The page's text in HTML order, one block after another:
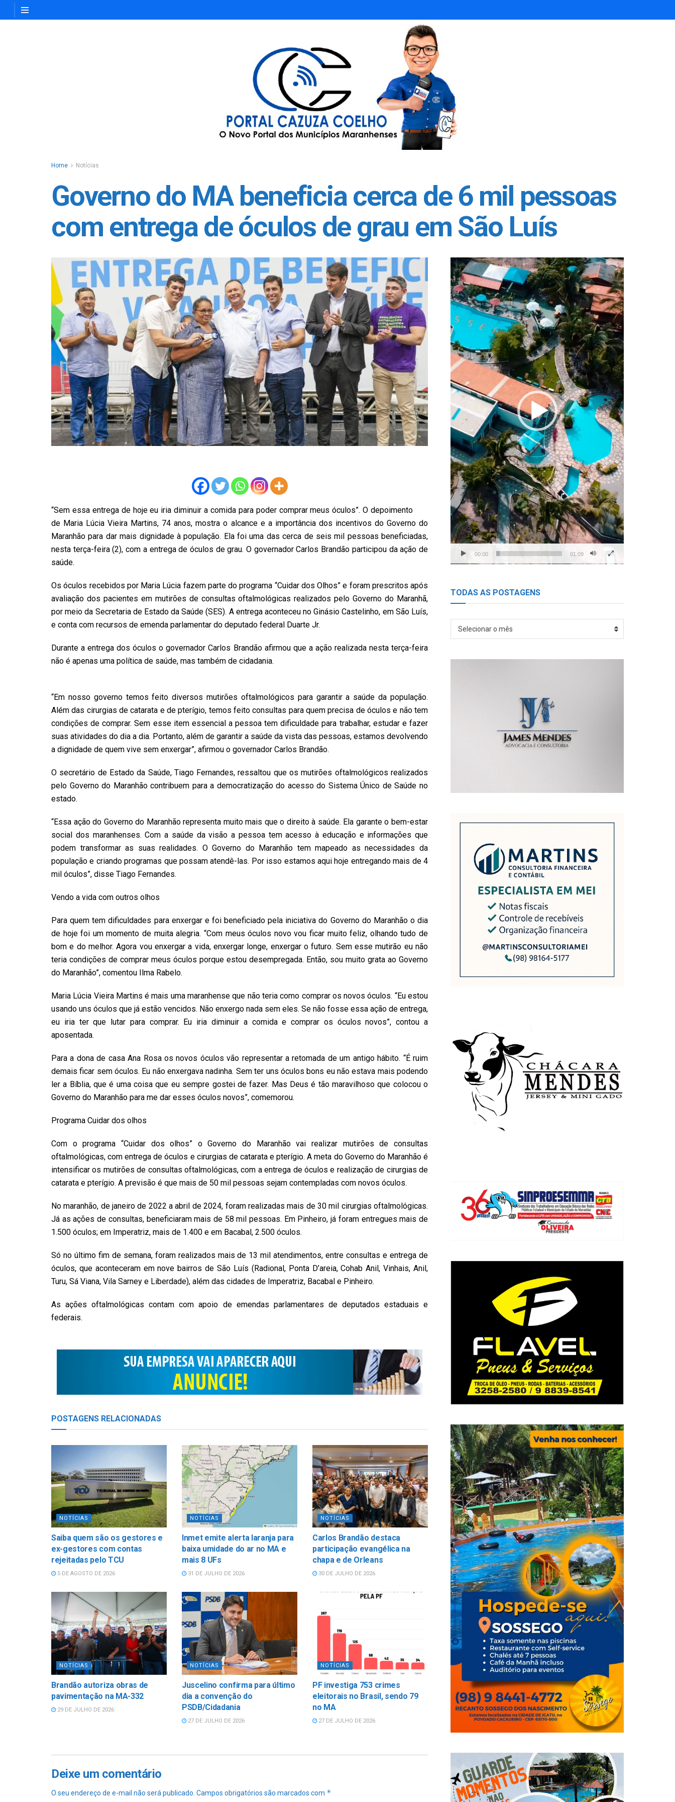
Home Notícias
Governo do MA beneficia cerca de 6 mil pessoas
com entrega de óculos de grau em São Luís
“Sem essa entrega de hoje eu iria diminuir a comida para poder comprar meus óculos”. O depoimento
de Maria Lúcia Vieira Martins, 74 anos, mostra o alcance e a importância dos incentivos do Governo do
Maranhão para dar mais dignidade à população. Ela foi uma das cerca de seis mil pessoas beneficiadas,
nesta terça-feira (2), com a entrega de óculos de grau. O governador Carlos Brandão participou da ação de
saúde.
Os óculos recebidos por Maria Lúcia fazem parte do programa “Cuidar dos Olhos” e foram prescritos após
avaliação dos pacientes em mutirões de consultas oftalmológicas realizados pelo Governo do Maranhã,
por meio da Secretaria de Estado da Saúde (SES). A entrega aconteceu no Ginásio Castelinho, em São Luís,
e conta com recursos de emenda parlamentar do deputado federal Duarte Jr.
Durante a entrega dos óculos o governador Carlos Brandão afirmou que a ação realizada nesta terça-feira
não é apenas uma política de saúde, mas também de cidadania.
“Em nosso governo temos feito diversos mutirões oftalmológicos para garantir a saúde da população.
Além das cirurgias de catarata e de pterígio, temos feito consultas para quem precisa de óculos e não tem
condições de comprar. Sem esse item essencial a pessoa tem dificuldade para trabalhar, estudar e fazer
suas atividades do dia a dia. Portanto, além de garantir a saúde da vista das pessoas, estamos devolvendo
a dignidade de quem vive sem enxergar”, afirmou o governador Carlos Brandão.
O secretário de Estado da Saúde, Tiago Fernandes, ressaltou que os mutirões oftalmológicos realizados
pelo Governo do Maranhão contribuem para a democratização do acesso do Sistema Único de Saúde no
estado.
“Essa ação do Governo do Maranhão representa muito mais que o direito à saúde. Ela garante o bem-estar
social dos maranhenses. Com a saúde da visão a pessoa tem acesso à educação e informações que
podem transformar as suas realidades. O Governo do Maranhão tem mapeado as necessidades da
população e criando programas que possam atendê-las. Por isso estamos aqui hoje entregando mais de 4
mil óculos”, disse Tiago Fernandes.
Vendo a vida com outros olhos
Para quem tem dificuldades para enxergar e foi beneficiado pela iniciativa do Governo do Maranhão o dia
de hoje foi um momento de muita alegria. “Com meus óculos novo vou ficar muito feliz, olhando tudo de
bom e do melhor. Agora vou enxergar a vida, enxergar longe, enxergar o futuro. Sem esse mutirão eu não
teria condições de comprar meus óculos porque estou desempregada. Então, sou muito grata ao Governo
do Maranhão”, comentou Ilma Rabelo.
Maria Lúcia Vieira Martins é mais uma maranhense que não teria como comprar os novos óculos. “Eu estou
usando uns óculos que já estão vencidos. Não enxergo nada sem eles. Se não fosse essa ação de entrega,
eu iria ter que lutar para comprar. Eu iria diminuir a comida e comprar os óculos novos”, contou a
aposentada.
Para a dona de casa Ana Rosa os novos óculos vão representar a retomada de um antigo hábito. “É ruim
demais ficar sem óculos. Eu não enxergava nadinha. Sem ter uns óculos bons eu não estava mais podendo
ler a Bíblia, que é uma coisa que eu sempre gostei de fazer. Mas Deus é tão maravilhoso que colocou o
Governo do Maranhão para me dar esses óculos novos”, comemorou.
Programa Cuidar dos olhos
Com o programa “Cuidar dos olhos” o Governo do Maranhão vai realizar mutirões de consultas
oftalmológicas, com entrega de óculos e cirurgias de catarata e pterígio. A meta do Governo do Maranhão é
intensificar os mutirões de consultas oftalmológicas, com a entrega de óculos e realização de cirurgias de
catarata e pterígio. A previsão é que mais de 50 mil pessoas sejam contempladas com novos óculos.
No maranhão, de janeiro de 2022 a abril de 2024, foram realizadas mais de 30 mil cirurgias oftalmológicas.
Já as ações de consultas, beneficiaram mais de 58 mil pessoas. Em Pinheiro, já foram entregues mais de
1.500 óculos; em Imperatriz, mais de 1.400 e em Bacabal, 2.500 óculos.
Só no último fim de semana, foram realizados mais de 13 mil atendimentos, entre consultas e entrega de
óculos, que aconteceram em nove bairros de São Luís (Radional, Ponta D’areia, Cohab Anil, Vinhais, Anil,
Turu, Sá Viana, Vila Sarney e Liberdade), além das cidades de Imperatriz, Bacabal e Pinheiro.
As ações oftalmológicas contam com apoio de emendas parlamentares de deputados estaduais e
federais.
POSTAGENS RELACIONADAS
NOTÍCIAS
Saiba quem são os gestores e
ex-gestores com contas
rejeitadas pelo TCU
5 DE AGOSTO DE 2026
NOTÍCIAS
Inmet emite alerta laranja para
baixa umidade do ar no MA e
mais 8 UFs
31 DE JULHO DE 2026
NOTÍCIAS
Carlos Brandão destaca
participação evangélica na
chapa e de Orleans
30 DE JULHO DE 2026
NOTÍCIAS
Brandão autoriza obras de
pavimentação na MA-332
29 DE JULHO DE 2026
NOTÍCIAS
Juscelino confirma para último
dia a convenção do
PSDB/Cidadania
27 DE JULHO DE 2026
NOTÍCIAS
PF investiga 753 crimes
eleitorais no Brasil, sendo 79
no MA
27 DE JULHO DE 2026
Deixe um comentário
O seu endereço de e-mail não será publicado. Campos obrigatórios são marcados com *
Tocador
de
vídeo
00:00 01:09
TODAS AS POSTAGENS
TODAS
Selecionar o mês